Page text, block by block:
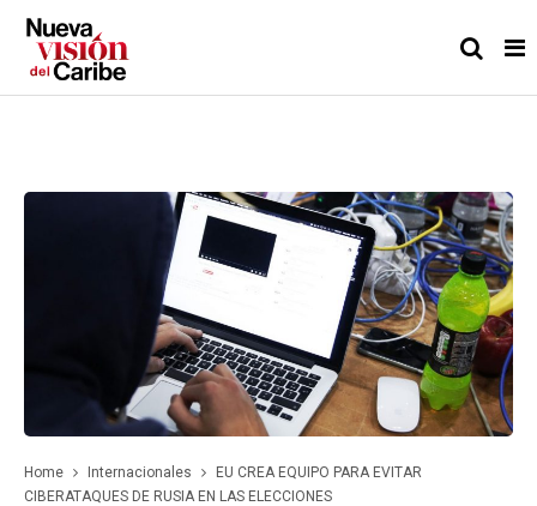
Home Internacionales
EU CREA EQUIPO PARA EVITAR
CIBERATAQUES DE RUSIA EN LAS ELECCIONES